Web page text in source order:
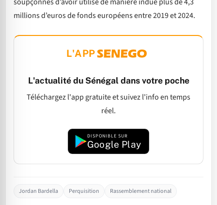
millions d’euros de fonds européens entre 2019 et 2024.
L'APP
L'actualité du Sénégal dans votre poche
Téléchargez l'app gratuite et suivez l'info en temps
réel.
DISPONIBLE SUR
Google Play
Jordan Bardella Perquisition Rassemblement national